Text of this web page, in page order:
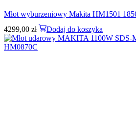
Młot wyburzeniowy Makita HM1501
4299,00 zł Dodaj do koszyka